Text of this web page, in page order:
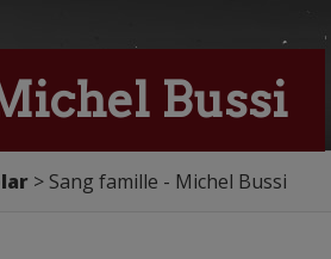
Bussi
Sang famille - Michel Bussi